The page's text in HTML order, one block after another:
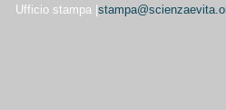
Ufficio stampa |